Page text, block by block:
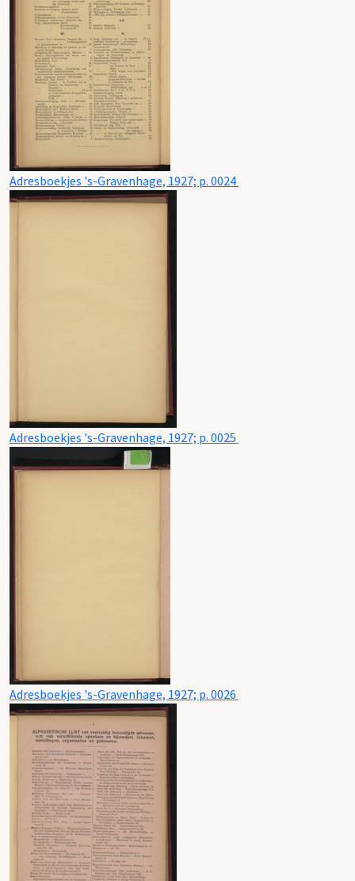
Adresboekjes 's-Gravenhage, 1927; p. 0024
Adresboekjes 's-Gravenhage, 1927; p. 0025
Adresboekjes 's-Gravenhage, 1927; p. 0026